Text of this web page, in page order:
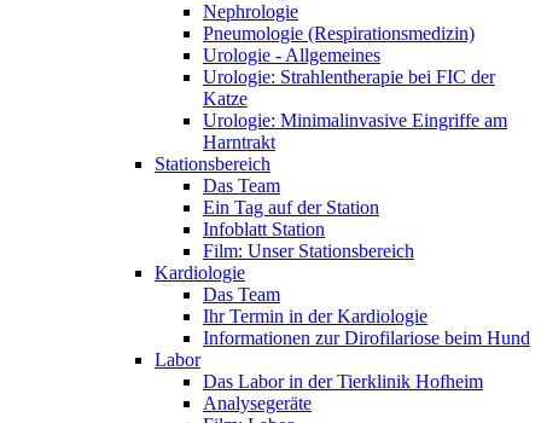
Nephrologie
Pneumologie (Respirationsmedizin)
Urologie - Allgemeines
Urologie: Strahlentherapie bei FIC der
Katze
Urologie: Minimalinvasive Eingriffe am
Harntrakt
Stationsbereich
Das Team
Ein Tag auf der Station
Infoblatt Station
Film: Unser Stationsbereich
Kardiologie
Das Team
Ihr Termin in der Kardiologie
Informationen zur Dirofilariose beim Hund
Labor
Das Labor in der Tierklinik Hofheim
Analysegeräte